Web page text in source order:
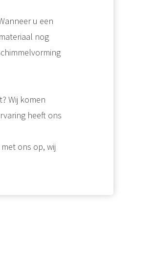
u een
nog
Wij komen
heeft ons
ons op, wij